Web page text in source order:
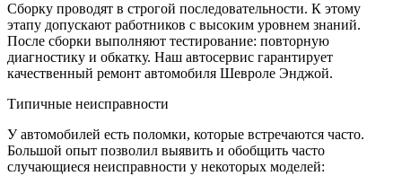
Сборку проводят в строгой последовательности. К этому
этапу допускают работников с высоким уровнем знаний.
После сборки выполняют тестирование: повторную
диагностику и обкатку. Наш автосервис гарантирует
качественный ремонт автомобиля Шевроле Энджой.
Типичные неисправности
У автомобилей есть поломки, которые встречаются часто.
Большой опыт позволил выявить и обобщить часто
случающиеся неисправности у некоторых моделей: